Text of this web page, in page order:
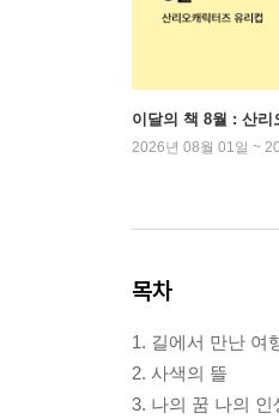
이달의 책 8월 : 산리
2026년 08월 01일 ~
목차
1. 길에서 만난 여
2. 사색의 뜰
3. 나의 꿈 나의 인